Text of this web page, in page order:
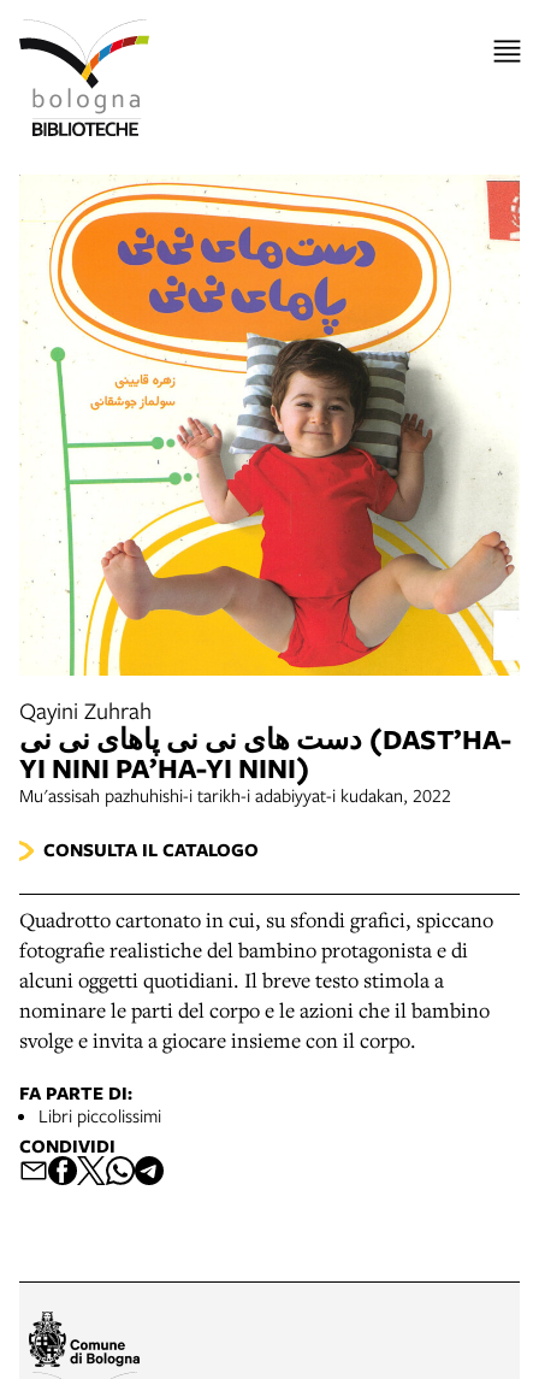
Qayini Zuhrah
دست های نی نی پاهای نی نی (DAST’HA-
YI NINI PA’HA-YI NINI)
Mu'assisah pazhuhishi-i tarikh-i adabiyyat-i kudakan, 2022
CONSULTA IL CATALOGO
Quadrotto cartonato in cui, su sfondi grafici, spiccano
fotografie realistiche del bambino protagonista e di
alcuni oggetti quotidiani. Il breve testo stimola a
nominare le parti del corpo e le azioni che il bambino
svolge e invita a giocare insieme con il corpo.
FA PARTE DI:
Libri piccolissimi
CONDIVIDI